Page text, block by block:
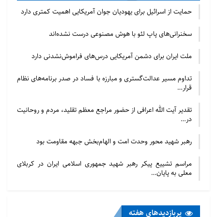
إسلامي واحد و تحت سيادة الإسلام. فهل في هكذا ظروف
يسخر الإسلام حق سيادته لصالح المسلمين و ضد أتباع
سائر الأديان؟ أو أنه يعترف رسميا بوجود سائر الأديان و
يؤكد علي حق الحياة الاجتماعية؟
الهدف من تدوين هذه المقالة هو الإجابة عن هذا السؤال و
دراسة الموضوع المذكور، حيث اتبع الباحث منهج بحث
تفصيلي – تحليلي و اعتمد علي المصادر الإسلامية، أي
القرآن الكريم وسنة المعصومين. في بادئ الأمر تم بيان
المقصود من المواطنين غير المسلمين و من ثم ذكرت
حقوقهم وتكاليفهم، فحقوق المواطنين غير المسلمين قد
تم بيانها في إطار العناوين التالية: كرامة الإنسان، الحصانة
الشاملة، الحرية الدينية، الحقوق القضائية، حرية
حمایت از اسرائیل برای یهودیان جوان آمریکایی اهمیت کمتری دارد
سخنرانی‌های پاپ لئو با هوش مصنوعی درست نشده‌اند
ملت ایران برای دشمن آمریکایی درس‌های فراموش‌نشدنی دارد
تداوم مسیر عدالت‌گستری و مبارزه با فساد در صدر برنامه‌های نظام
قرار…
تقدیر آیت الله اعرافی از حضور مراجع معظم تقلید، مردم و روحانیت
در…
رهبر شهید محور وحدت امت و الهام‌بخش جبهه مقاومت بود
مراسم تشییع پیکر رهبر شهید جمهوری اسلامی ایران در کربلای
معلی به پایان…
پربازدید‌های هفته